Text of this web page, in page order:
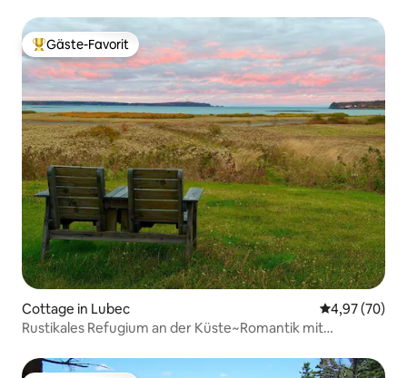
Beliebter Gäste-Favorit.
Gäste-Favorit
Cottage in Lubec
4,97 (70)
Rustikales Refugium an der Küste~Romantik mit